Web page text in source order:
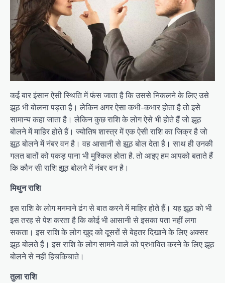
कई बार इंसान ऐसी स्थिति में फंस जाता है कि उससे निकलने के लिए उसे
झूठ भी बोलना पड़ता है। लेकिन अगर ऐसा कभी-कभार होता है तो इसे
सामान्य कहा जाता है। लेकिन कुछ राशि के लोग ऐसे भी होते हैं जो झूठ
बोलने में माहिर होते हैं। ज्योतिष शास्त्र में एक ऐसी राशि का जिक्र है जो
झूठ बोलने में नंबर वन है। वह आसानी से झूठ बोल देता है। साथ ही उनकी
गलत बातों को पकड़ पाना भी मुश्किल होता है. तो आइए हम आपको बताते हैं
कि कौन सी राशि झूठ बोलने में नंबर वन है।
मिथुन राशि
इस राशि के लोग मनमाने ढंग से बात करने में माहिर होते हैं। यह झूठ को भी
इस तरह से पेश करता है कि कोई भी आसानी से इसका पता नहीं लगा
सकता। इस राशि के लोग खुद को दूसरों से बेहतर दिखाने के लिए अक्सर
झूठ बोलते हैं। इस राशि के लोग सामने वाले को प्रभावित करने के लिए झूठ
बोलने से नहीं हिचकिचाते।
तुला राशि